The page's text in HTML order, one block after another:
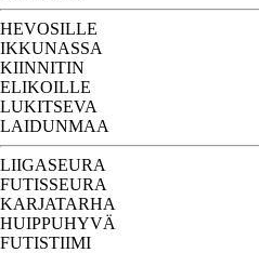
HEVOSILLE
IKKUNASSA
KIINNITIN
ELIKOILLE
LUKITSEVA
LAIDUNMAA
LIIGASEURA
FUTISSEURA
KARJATARHA
HUIPPUHYVÄ
FUTISTIIMI